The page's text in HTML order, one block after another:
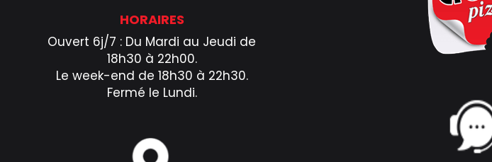
HORAIRES
Ouvert 6j/7 : Du Mardi au Jeudi de
18h30 à 22h00.
Le week-end de 18h30 à 22h30.
Fermé le Lundi.